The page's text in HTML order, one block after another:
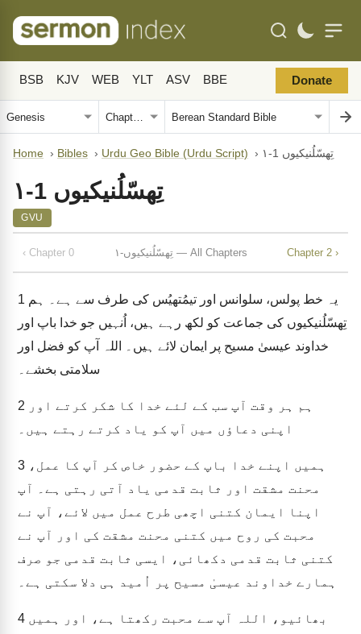
BSB KJV WEB YLT ASV BBE Donate
Home › Bibles › Urdu Geo Bible (Urdu Script) › ۱-تِھسّلُنیکیوں 1
۱-تِھسّلُنیکیوں 1
GVU
‹ Chapter 0 ۱-تِھسّلُنیکیوں — All Chapters Chapter 2 ›
1
تِھسّلُنیکیوں کی جماعت کو لکھ رہے ہیں، اُنہیں جو خدا باپ اور
خداوند عیسیٰ مسیح پر ایمان لائے ہیں۔ اللہ آپ کو فضل اور
سلامتی بخشے۔
2
اپنی دعاؤں میں آپ کو یاد کرتے رہتے ہیں۔
3
محنت مشقت اور ثابت قدمی یاد آتی رہتی ہے۔ آپ
اپنا ایمان کتنی اچھی طرح عمل میں لائے، آپ نے
محبت کی روح میں کتنی محنت مشقت کی اور آپ نے
کتنی ثابت قدمی دکھائی، ایسی ثابت قدمی جو صرف
ہمارے خداوند عیسیٰ مسیح پر اُمید ہی دلا سکتی ہے۔
4